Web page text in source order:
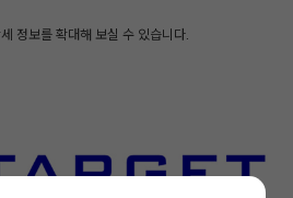
정보를 확대해 보실 수 있습니다.